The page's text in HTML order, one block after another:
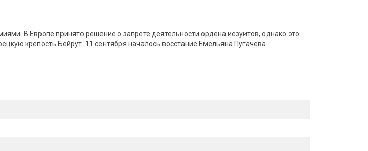
В Европе принято решение о запрете деятельности ордена иезуитов, однако это
крепость Бейрут. 11 сентября началось восстание Емельяна Пугачева.